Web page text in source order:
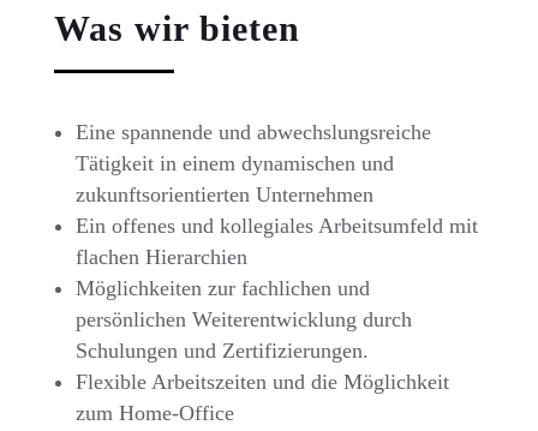
Was wir bieten
Eine spannende und abwechslungsreiche
Tätigkeit in einem dynamischen und
zukunftsorientierten Unternehmen
Ein offenes und kollegiales Arbeitsumfeld mit
flachen Hierarchien
Möglichkeiten zur fachlichen und
persönlichen Weiterentwicklung durch
Schulungen und Zertifizierungen.
Flexible Arbeitszeiten und die Möglichkeit
zum Home-Office